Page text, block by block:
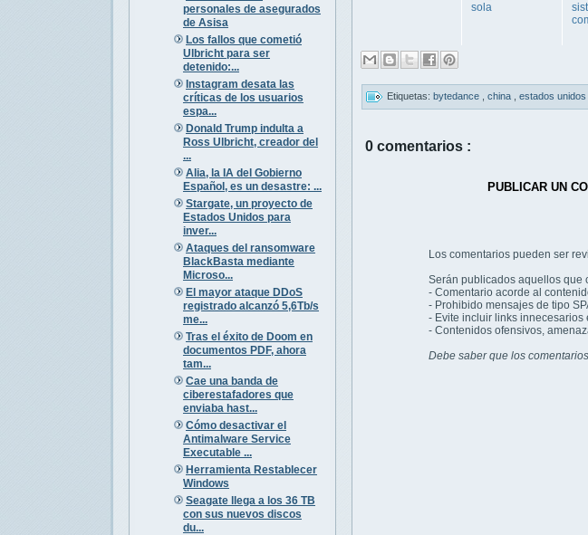
personales de asegurados
de Asisa
Los fallos que cometió
Ulbricht para ser
detenido:...
Instagram desata las
críticas de los usuarios
espa...
Donald Trump indulta a
Ross Ulbricht, creador del
...
Alia, la IA del Gobierno
Español, es un desastre: ...
Stargate, un proyecto de
Estados Unidos para
inver...
Ataques del ransomware
BlackBasta mediante
Microso...
El mayor ataque DDoS
registrado alcanzó 5,6Tb/s
me...
Tras el éxito de Doom en
documentos PDF, ahora
tam...
Cae una banda de
ciberestafadores que
enviaba hast...
Cómo desactivar el
Antimalware Service
Executable ...
Herramienta Restablecer
Windows
Seagate llega a los 36 TB
con sus nuevos discos
du...
sola
Etiquetas: bytedance china estados unidos
0 comentarios :
PUBLICAR UN
Los comentarios pueden ser
Serán publicados aquellos que
- Comentario acorde al
- Prohibido mensajes de tipo
- Evite incluir links innecesarios
- Contenidos ofensivos,
Debe saber que los